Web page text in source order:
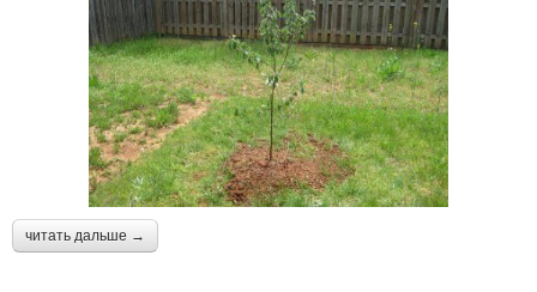
читать дальше →